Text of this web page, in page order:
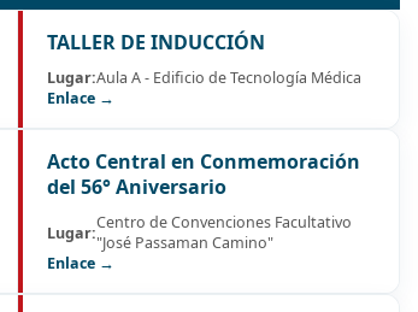
TALLER DE INDUCCIÓN
Lugar:Aula A - Edificio de Tecnología Médica
Enlace →
Acto Central en Conmemoración
del 56° Aniversario
Lugar:Centro de Convenciones Facultativo
"José Passaman Camino"
Enlace →